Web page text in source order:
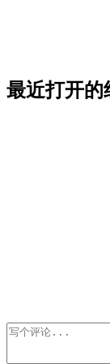
最近打开的